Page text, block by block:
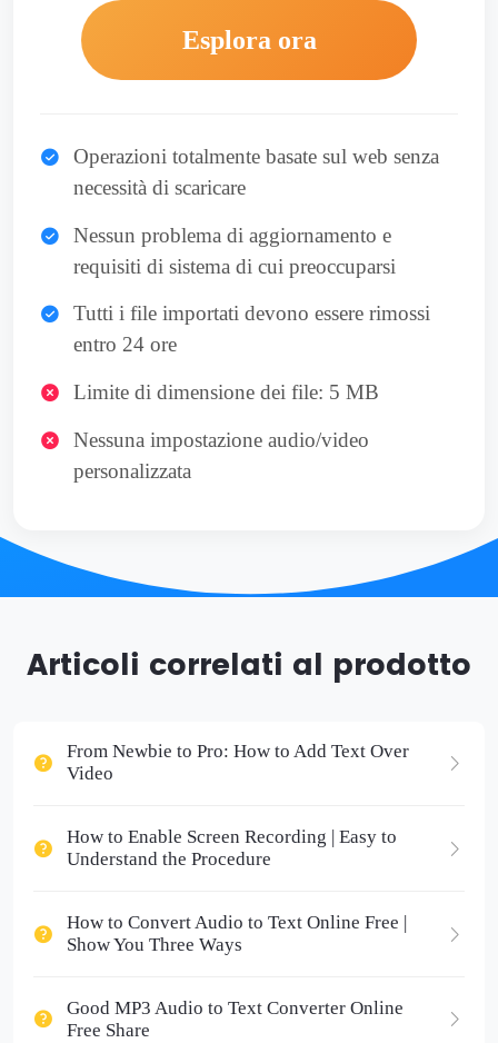
Esplora ora
Operazioni totalmente basate sul web senza
necessità di scaricare
Nessun problema di aggiornamento e
requisiti di sistema di cui preoccuparsi
Tutti i file importati devono essere rimossi
entro 24 ore
Limite di dimensione dei file: 5 MB
Nessuna impostazione audio/video
personalizzata
Articoli correlati al prodotto
From Newbie to Pro: How to Add Text Over
Video
How to Enable Screen Recording | Easy to
Understand the Procedure
How to Convert Audio to Text Online Free |
Show You Three Ways
Good MP3 Audio to Text Converter Online
Free Share